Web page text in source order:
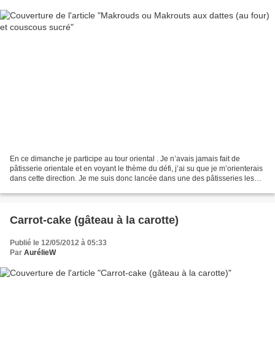
En ce dimanche je participe au tour oriental . Je n’avais jamais fait de
pâtisserie orientale et en voyant le thème du défi, j’ai su que je m’orienterais
dans cette direction. Je me suis donc lancée dans une des pâtisseries les
Carrot-cake (gâteau à la carotte)
Publié le 12/05/2012 à 05:33
Par AurélieW